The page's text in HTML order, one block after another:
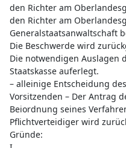
den Richter am
den Richter am
Generalstaatsanwaltschaft
Die Beschwerde wird
Die notwendigen Auslagen
Staatskasse auferlegt.
– alleinige Entscheidung
Vorsitzenden – Der Antrag
Beiordnung seines
Pflichtverteidiger wird
Gründe: